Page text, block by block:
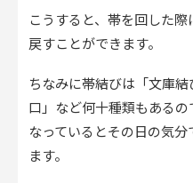
こうすると、帯を回した
戻すことができます。
ちなみに帯結びは「文庫
口」など何十種類もある
なっているとその日の気
ます。